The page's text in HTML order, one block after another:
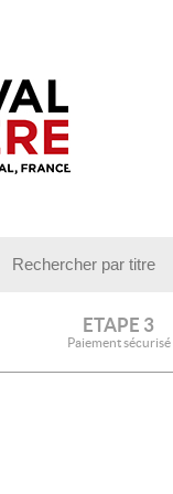
ETAPE 3
Paiement sécurisé